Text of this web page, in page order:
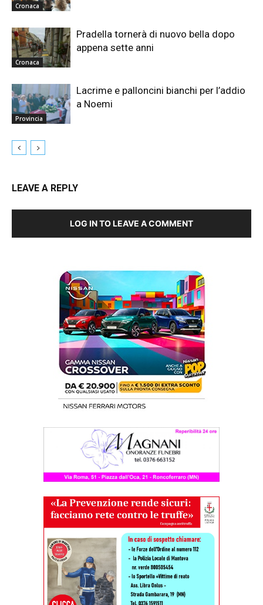
Cronaca
Cronaca
Pradella tornerà di nuovo bella dopo
appena sette anni
Provincia
Lacrime e palloncini bianchi per l’addio
a Noemi
LEAVE A REPLY
LOG IN TO LEAVE A COMMENT